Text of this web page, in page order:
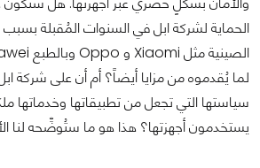
الحماية لشركة ابل في السنوات المُقبلة
لما يُقدموه من مزايا أيضاً؟ أم أن على شركة
سياستها التي تجعل من تطبيقاتها وخدماتها
يستخدمون أجهزتها؟ هذا هو ما ستُوضِّحه لنا